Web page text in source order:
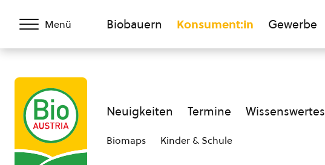
Menü Biobauern Konsument:in Gewerbe
Neuigkeiten Termine Wissenswertes
Biomaps Kinder & Schule